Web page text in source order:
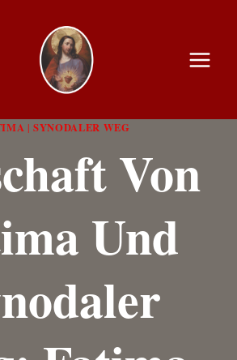
|SYNODALER WEG
Von
Und